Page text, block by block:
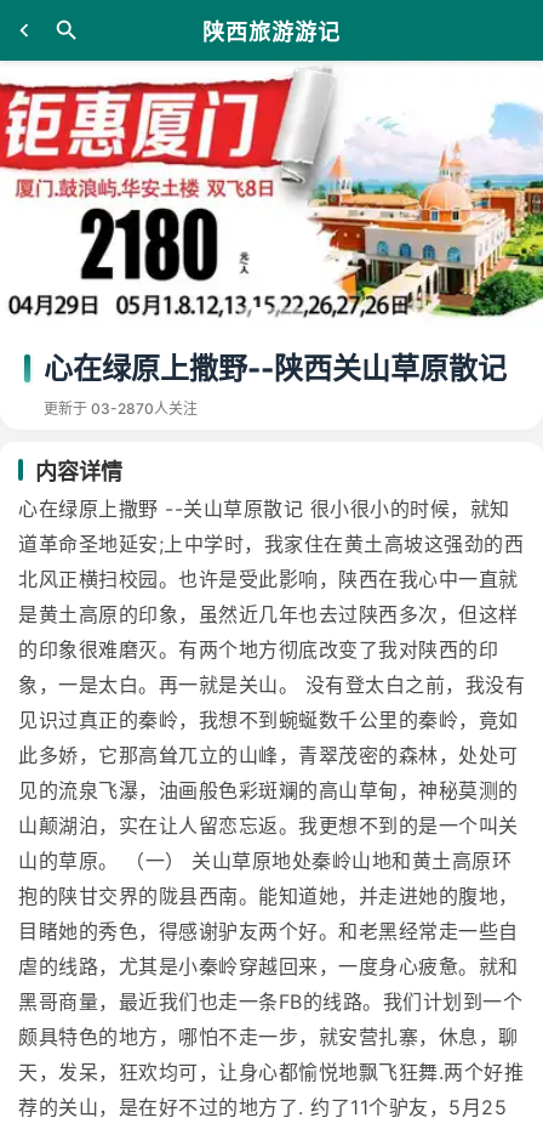
陕西旅游游记
心在绿原上撒野--陕西关山草原散记
更新于 03-2870人关注
内容详情
心在绿原上撒野 --关山草原散记 很小很小的时候，就知
道革命圣地延安;上中学时，我家住在黄土高坡这强劲的西
北风正横扫校园。也许是受此影响，陕西在我心中一直就
是黄土高原的印象，虽然近几年也去过陕西多次，但这样
的印象很难磨灭。有两个地方彻底改变了我对陕西的印
象，一是太白。再一就是关山。 没有登太白之前，我没有
见识过真正的秦岭，我想不到蜿蜒数千公里的秦岭，竟如
此多娇，它那高耸兀立的山峰，青翠茂密的森林，处处可
见的流泉飞瀑，油画般色彩斑斓的高山草甸，神秘莫测的
山颠湖泊，实在让人留恋忘返。我更想不到的是一个叫关
山的草原。 （一） 关山草原地处秦岭山地和黄土高原环
抱的陕甘交界的陇县西南。能知道她，并走进她的腹地，
目睹她的秀色，得感谢驴友两个好。和老黑经常走一些自
虐的线路，尤其是小秦岭穿越回来，一度身心疲惫。就和
黑哥商量，最近我们也走一条FB的线路。我们计划到一个
颇具特色的地方，哪怕不走一步，就安营扎寨，休息，聊
天，发呆，狂欢均可，让身心都愉悦地飘飞狂舞.两个好推
荐的关山，是在好不过的地方了. 约了11个驴友，5月25